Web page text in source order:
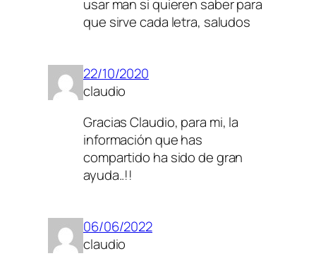
usar man si quieren saber para
que sirve cada letra, saludos
22/10/2020
claudio
Gracias Claudio, para mi, la
información que has
compartido ha sido de gran
ayuda..!!
06/06/2022
claudio